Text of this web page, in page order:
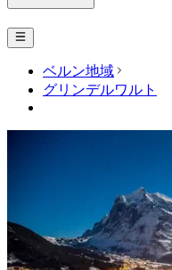
ベルン地域
グリンデルワルト